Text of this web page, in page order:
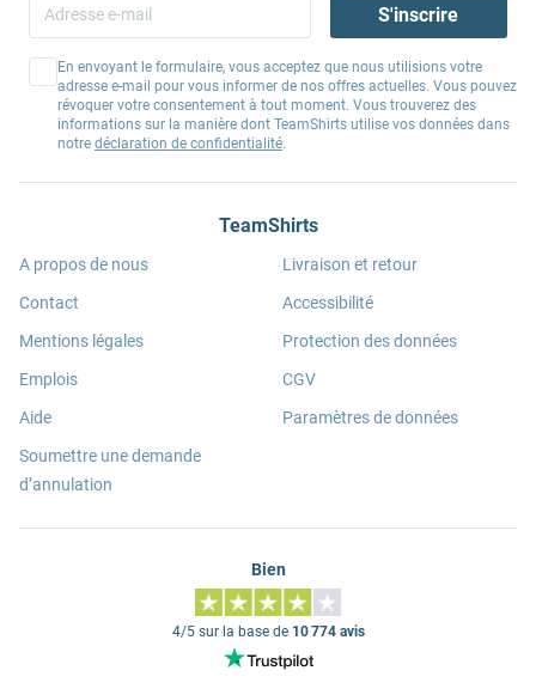
S'inscrire
En envoyant le formulaire, vous acceptez que nous utilisions votre
adresse e-mail pour vous informer de nos offres actuelles. Vous pouvez
révoquer votre consentement à tout moment. Vous trouverez des
informations sur la manière dont TeamShirts utilise vos données dans
notre déclaration de confidentialité.
TeamShirts
A propos de nous
Contact
Mentions légales
Emplois
Aide
Soumettre une demande
d’annulation
Livraison et retour
Accessibilité
Protection des données
CGV
Paramètres de données
Bien
4/5 sur la base de 10 774 avis